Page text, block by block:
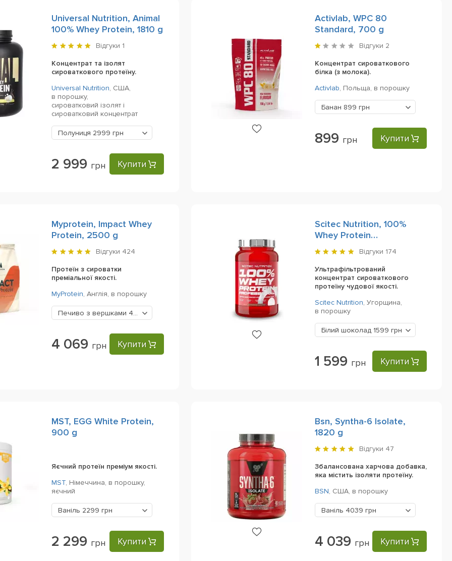
Universal Nutrition, Animal
100% Whey Protein, 1810 g
Відгуки 1
Концентрат та ізолят
сироваткового протеїну.
Universal Nutrition, США,
в порошку,
сироватковий ізолят і
сироватковий концентрат
Полуниця 2999 грн
2 999 грн Купити
Activlab, WPC 80
Standard, 700 g
Відгуки 2
Концентрат сироваткового
білка (з молока).
Activlab, Польща, в порошку
Банан 899 грн
899 грн Купити
Myprotein, Impact Whey
Protein, 2500 g
Відгуки 424
Протеїн з сироватки
преміальної якості.
MyProtein, Англія, в порошку
Печиво з вершками 4069 грн
4 069 грн Купити
Scitec Nutrition, 100%
Whey Protein
Professional, 920 g
Відгуки 174
Ультрафільтрований
концентрат сироваткового
протеїну чудової якості.
Scitec Nutrition, Угорщина,
в порошку
Білий шоколад 1599 грн
1 599 грн Купити
MST, EGG White Protein,
900 g
Яєчний протеїн преміум якості.
MST, Німеччина, в порошку,
яєчний
Ваніль 2299 грн
2 299 грн Купити
Bsn, Syntha-6 Isolate,
1820 g
Відгуки 47
Збалансована харчова добавка,
яка містить ізоляти протеїну.
BSN, США, в порошку
Ваніль 4039 грн
4 039 грн Купити